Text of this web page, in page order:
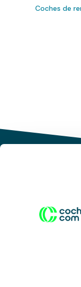
Coches de
desata